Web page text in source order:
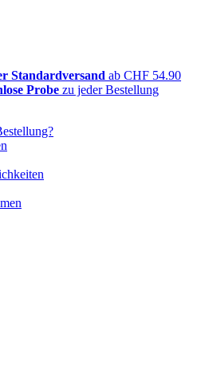
Standardversand ab CHF 54.90
Probe zu jeder Bestellung